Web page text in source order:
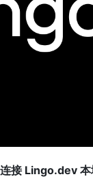
接 Lingo.dev 本